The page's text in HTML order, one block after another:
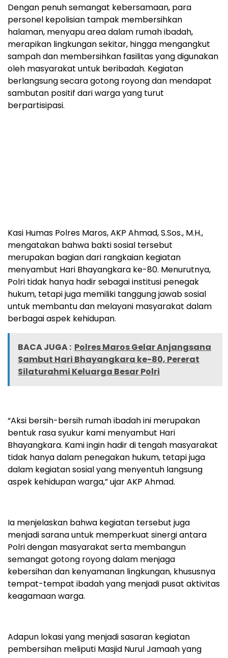
Dengan penuh semangat kebersamaan, para
personel kepolisian tampak membersihkan
halaman, menyapu area dalam rumah ibadah,
merapikan lingkungan sekitar, hingga mengangkut
sampah dan membersihkan fasilitas yang digunakan
oleh masyarakat untuk beribadah. Kegiatan
berlangsung secara gotong royong dan mendapat
sambutan positif dari warga yang turut
berpartisipasi.
Kasi Humas Polres Maros, AKP Ahmad, S.Sos., M.H.,
mengatakan bahwa bakti sosial tersebut
merupakan bagian dari rangkaian kegiatan
menyambut Hari Bhayangkara ke-80. Menurutnya,
Polri tidak hanya hadir sebagai institusi penegak
hukum, tetapi juga memiliki tanggung jawab sosial
untuk membantu dan melayani masyarakat dalam
berbagai aspek kehidupan.
BACA JUGA : Polres Maros Gelar Anjangsana
Sambut Hari Bhayangkara ke-80, Pererat
Silaturahmi Keluarga Besar Polri
“Aksi bersih-bersih rumah ibadah ini merupakan
bentuk rasa syukur kami menyambut Hari
Bhayangkara. Kami ingin hadir di tengah masyarakat
tidak hanya dalam penegakan hukum, tetapi juga
dalam kegiatan sosial yang menyentuh langsung
aspek kehidupan warga,” ujar AKP Ahmad.
Ia menjelaskan bahwa kegiatan tersebut juga
menjadi sarana untuk memperkuat sinergi antara
Polri dengan masyarakat serta membangun
semangat gotong royong dalam menjaga
kebersihan dan kenyamanan lingkungan, khususnya
tempat-tempat ibadah yang menjadi pusat aktivitas
keagamaan warga.
Adapun lokasi yang menjadi sasaran kegiatan
pembersihan meliputi Masjid Nurul Jamaah yang